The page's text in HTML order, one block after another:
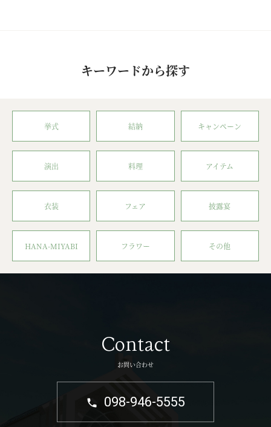
キーワードから探す
挙式 結納 キャンペーン
演出 料理 アイテム
衣装 フェア 披露宴
HANA-MIYABI フラワー その他
Contact
お問い合わせ
098-946-5555